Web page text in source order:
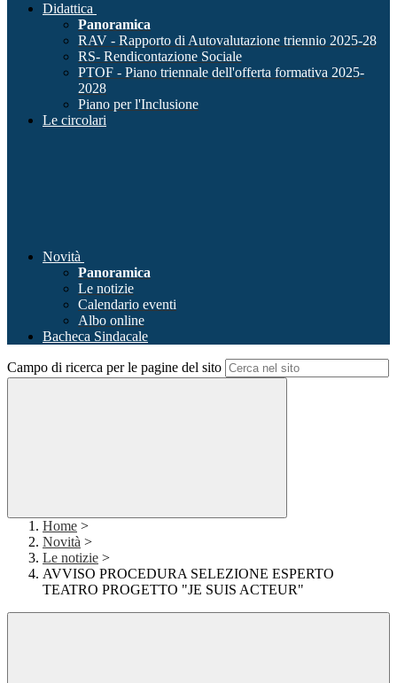
Didattica
Panoramica
RAV - Rapporto di Autovalutazione triennio 2025-28
RS- Rendicontazione Sociale
PTOF - Piano triennale dell'offerta formativa 2025-
2028
Piano per l'Inclusione
Le circolari
Novità
Panoramica
Le notizie
Calendario eventi
Albo online
Bacheca Sindacale
Campo di ricerca per le pagine del sito
Home >
Novità >
Le notizie >
AVVISO PROCEDURA SELEZIONE ESPERTO
TEATRO PROGETTO "JE SUIS ACTEUR"